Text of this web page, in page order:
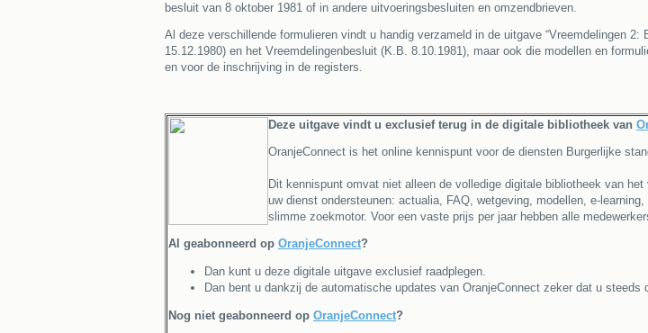
besluit van 8 oktober 1981 of in andere uitvoeringsbesluiten en omzendbrieven.
Al deze verschillende formulieren vindt u handig verzameld in de uitgave “Vreemdelingen
15.12.1980) en het Vreemdelingenbesluit (K.B. 8.10.1981), maar ook die modellen en
en voor de inschrijving in de registers.
Deze uitgave vindt u exclusief terug in de digitale bibliotheek van
OranjeConnect is het online kennispunt voor de diensten Burgerlijke
Dit kennispunt omvat niet alleen de volledige digitale bibliotheek van
uw dienst ondersteunen: actualia, FAQ, wetgeving, modellen, e-
slimme zoekmotor. Voor een vaste prijs per jaar hebben alle
Al geabonneerd op OranjeConnect?
Dan kunt u deze digitale uitgave exclusief raadplegen.
Dan bent u dankzij de automatische updates van OranjeConnect zeker dat u
Nog niet geabonneerd op OranjeConnect?